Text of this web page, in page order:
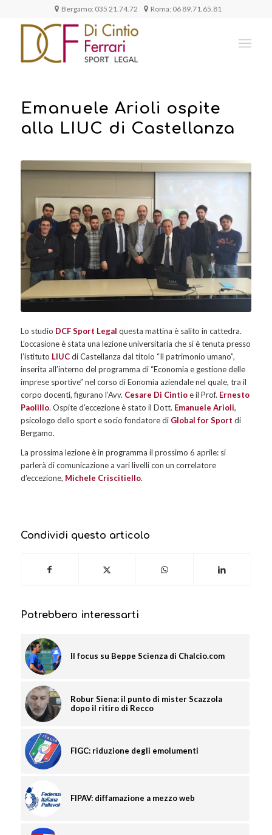
Bergamo: 035 21.74.72 Roma: 06 89.71.65.81
Emanuele Arioli ospite
alla LIUC di Castellanza
Lo studio DCF Sport Legal questa mattina è salito in cattedra.
L’occasione è stata una lezione universitaria che si è tenuta presso
l’istituto LIUCdi Castellanza dal titolo “Il patrimonio umano”,
inserita all’interno del programma di “Economia e gestione delle
imprese sportive” nel corso di Eonomia aziendale nel quale, tra il
corpo docenti, figurano l’Avv. Cesare Di Cintioe il Prof. Ernesto
Paolillo. Ospite d’eccezione è stato il Dott. Emanuele Arioli,
psicologo dello sport e socio fondatore di Global for Sport di
Bergamo.
La prossima lezione è in programma il prossimo 6 aprile: si
parlerà di comunicazione a vari livelli con un correlatore
d’eccezione, Michele Criscitiello.
Condividi questo articolo
Potrebbero interessarti
Il focus su Beppe Scienza di Chalcio.com
Robur Siena: il punto di mister Scazzola
dopo il ritiro di Recco
FIGC: riduzione degli emolumenti
FIPAV: diffamazione a mezzo web